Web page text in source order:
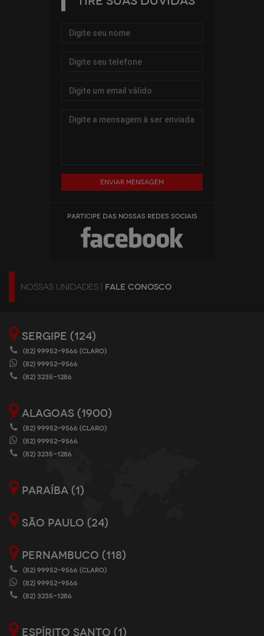
Enviar mensagem
PARTICIPE DAS NOSSAS REDES SOCIAIS
NOSSAS UNIDADES | FALE CONOSCO
SERGIPE (124)
(82) 99952-9566 (CLARO)
(82) 99952-9566
(82) 3235-1286
ALAGOAS (1900)
(82) 99952-9566 (CLARO)
(82) 99952-9566
(82) 3235-1286
PARAÍBA (1)
SÃO PAULO (24)
PERNAMBUCO (118)
(82) 99952-9566 (CLARO)
(82) 99952-9566
(82) 3235-1286
ESPÍRITO SANTO (1)